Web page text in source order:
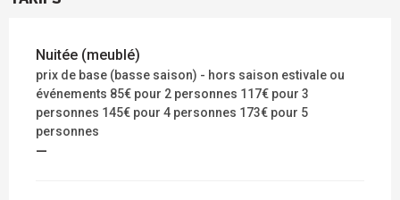
Nuitée (meublé)
prix de base (basse saison) - hors saison estivale ou
événements 85€ pour 2 personnes 117€ pour 3
personnes 145€ pour 4 personnes 173€ pour 5
personnes
—